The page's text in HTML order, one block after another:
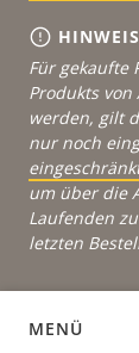
HINWEIS
Für gekaufte
Produkts
werden, gilt
nur noch
um über die
Laufenden
letzten
MENÜ